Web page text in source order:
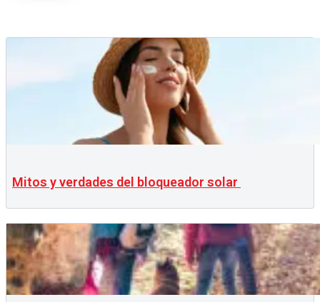
Mitos y verdades del bloqueador solar